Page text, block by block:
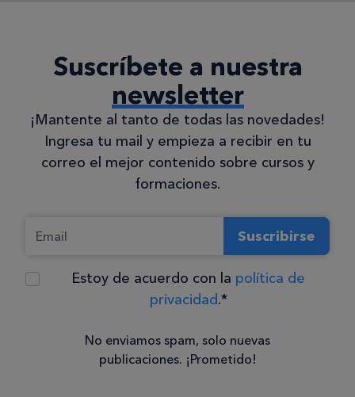
Suscríbete a nuestra
newsletter
¡Mantente al tanto de todas las novedades!
Ingresa tu mail y empieza a recibir en tu
correo el mejor contenido sobre cursos y
formaciones.
Suscribirse
Estoy de acuerdo con la política de
privacidad.*
Consentimiento
No enviamos spam, solo nuevas
publicaciones. ¡Prometido!